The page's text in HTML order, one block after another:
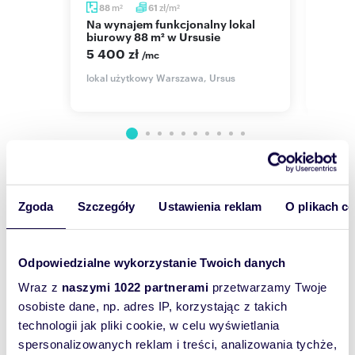
Zgoda Szczegóły Ustawienia reklam O plikach
Odpowiedzialne wykorzystanie Twoich danych
Wraz z naszymi 1022 partnerami przetwarzamy Twoje
osobiste dane, np. adres IP, korzystając z takich
technologii jak pliki cookie, w celu wyświetlania
spersonalizowanych reklam i treści, analizowania tychże,
To doskonała okazja, by otworzyć swój biznes w
lokalizacji z ogromnym potencjałem. Osiedle
"Złota Oksza" to ciągle rosnąca społeczność, co
klientów. Nowoczesna infrastruktura i dogodny
5796 zł netto/miesiąc (plus koszty
Dostępność:
Od zaraz!
oczy.
Waldemar Siwiński
88 m2 61 zł/m2
Na wynajem funkcjonalny lokal
biurowy 88 m² w Ursusie
5 400 zł /mc
lokal użytkowy Warszawa, Ursus
Wyślij
wiadomość
To najlepszy
sposób, aby
właściciel
oferty
szybko się z